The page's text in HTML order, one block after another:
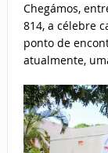
Chegámos,
814, a célebre
ponto de
atualmente,